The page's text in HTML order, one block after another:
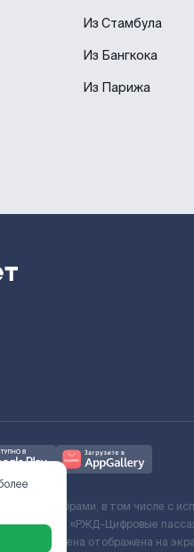
Из Стамбула
Из Бангкока
Из Парижа
партнёрами, в том числе с
ООО «РЖД-Цифровые
Итоговая цена отображена на